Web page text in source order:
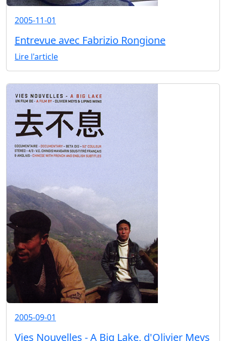
2005-11-01
Entrevue avec Fabrizio Rongione
Lire l'article
2005-09-01
Vies Nouvelles - A Big Lake, d'Olivier Meys